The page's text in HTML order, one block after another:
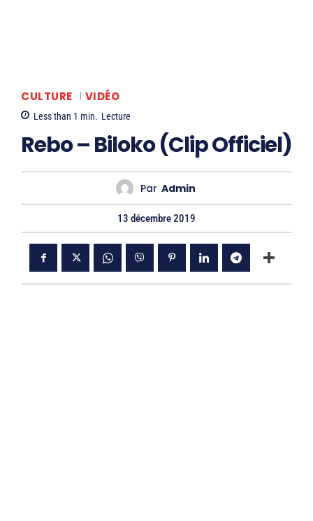
CULTURE VIDÉO
Less than 1 min. Lecture
Rebo – Biloko (Clip Officiel)
Par Admin
13 décembre 2019